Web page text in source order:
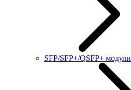
SFP/SFP+/QSFP+ модули